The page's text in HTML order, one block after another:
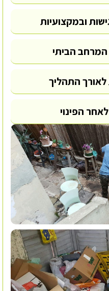
ובמקצועיות
המרחב הביתי
התהליך
הפינוי